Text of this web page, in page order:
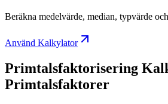
Beräkna medelvärde, median, typvärde
Använd Kalkylator
Primtalsfaktorisering
Primtalsfaktorer